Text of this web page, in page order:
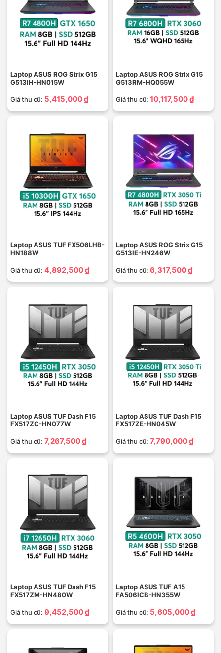
Laptop ASUS ROG Strix G15
G513IH-HN015W
Giá thu cũ: 5,415,000 ₫
Laptop ASUS ROG Strix G15
G513RM-HQ055W
Giá thu cũ: 10,117,500 ₫
Laptop ASUS TUF FX506LHB-
HN188W
Giá thu cũ: 4,892,500 ₫
Laptop ASUS ROG Strix G15
G513IE-HN246W
Giá thu cũ: 6,317,500 ₫
Laptop ASUS TUF Dash F15
FX517ZC-HN077W
Giá thu cũ: 7,267,500 ₫
Laptop ASUS TUF Dash F15
FX517ZE-HN045W
Giá thu cũ: 7,790,000 ₫
Laptop ASUS TUF Dash F15
FX517ZM-HN480W
Giá thu cũ: 9,452,500 ₫
Laptop ASUS TUF A15
FA506ICB-HN355W
Giá thu cũ: 5,605,000 ₫